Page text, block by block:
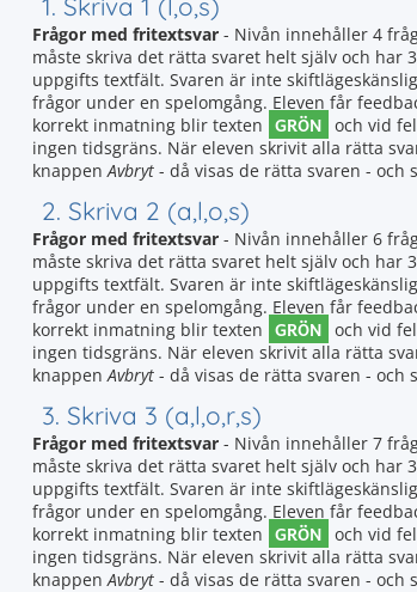
Frågor med fritextsvar - Nivån innehåller 4
måste skriva det rätta svaret helt själv och har
uppgifts textfält. Svaren är inte
frågor under en spelomgång. Eleven får
korrekt inmatning blir texten GRÖN och vid
ingen tidsgräns. När eleven skrivit alla rätta
knappenAvbryt - då visas de rätta svaren - och
2. Skriva 2 (a,l,o,s)
Frågor med fritextsvar - Nivån innehåller 6
måste skriva det rätta svaret helt själv och har
uppgifts textfält. Svaren är inte
frågor under en spelomgång. Eleven får
korrekt inmatning blir texten GRÖN och vid
ingen tidsgräns. När eleven skrivit alla rätta
knappenAvbryt - då visas de rätta svaren - och
3. Skriva 3 (a,l,o,r,s)
Frågor med fritextsvar - Nivån innehåller 7
måste skriva det rätta svaret helt själv och har
uppgifts textfält. Svaren är inte
frågor under en spelomgång. Eleven får
korrekt inmatning blir texten GRÖN och vid
ingen tidsgräns. När eleven skrivit alla rätta
knappenAvbryt - då visas de rätta svaren - och